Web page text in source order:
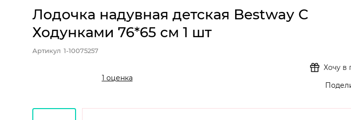
Лодочка надувная детская Bestway С
Ходунками 76*65 см 1 шт
Артикул 1-10075257
1 оценка
Хочу в